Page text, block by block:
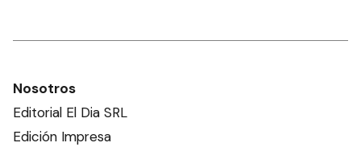
Nosotros
Editorial El Dia SRL
Edición Impresa